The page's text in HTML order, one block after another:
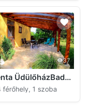
37
Menta ÜdülőházBadacsony Badacsonytomaj
férőhely, 1 szoba